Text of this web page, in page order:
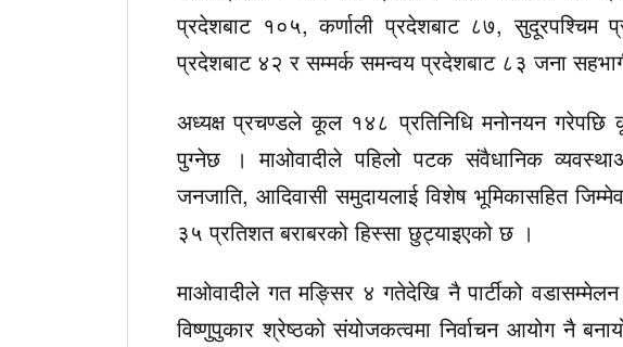
प्रदेशबाट १०५, कर्णाली प्रदेशबाट ८७, सुदूरपश्चिम
प्रदेशबाट ४२ र सम्मर्क समन्वय प्रदेशबाट ८३ जना
अध्यक्ष प्रचण्डले कूल १४८ प्रतिनिधि मनोनयन
पुग्नेछ । माओवादीले पहिलो पटक संवैधानिक
जनजाति, आदिवासी समुदायलाई विशेष भूमिकासहित
३५ प्रतिशत बराबरको हिस्सा छुट्याइएको छ ।
माओवादीले गत मङ्सिर ४ गतेदेखि नै पार्टीको वडासम्मेलन
विष्णुपुकार श्रेष्ठको संयोजकत्वमा निर्वाचन आयोग नै